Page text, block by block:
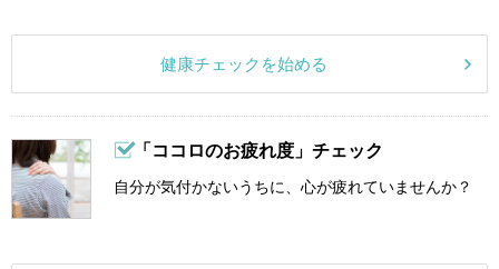
健康チェックを始める
「ココロのお疲れ度」チェック
自分が気付かないうちに、心が疲れていませんか？